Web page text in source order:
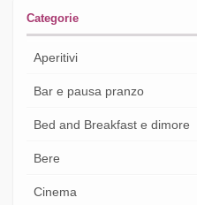
Categorie
Aperitivi
Bar e pausa pranzo
Bed and Breakfast e dimore
Bere
Cinema